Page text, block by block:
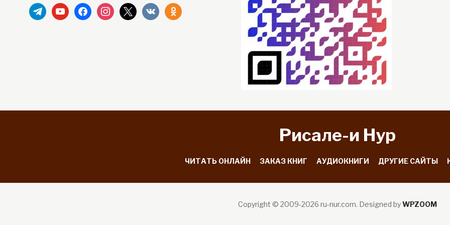
telegramyoutubefacebookinstagram
x vkontakteodnoklassniki
Рисале-и Hyp
ЧИТАТЬ ОНЛАЙН ЗАКАЗ КНИГ АУДИОКНИГИ ДРУГИЕ САЙТЫ
Copyright © 2009-2026 ru-nur.com. Designed byWPZOOM